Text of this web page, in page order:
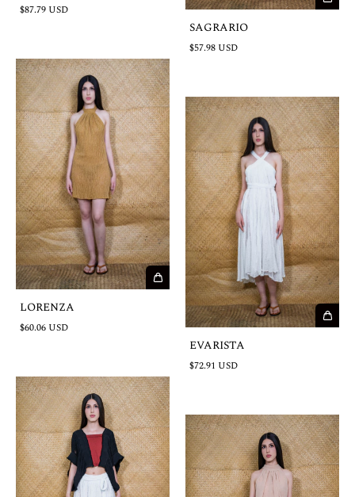
$87.79 USD
SAGRARIO
$57.98 USD
LORENZA
$60.06 USD
EVARISTA
$72.91 USD